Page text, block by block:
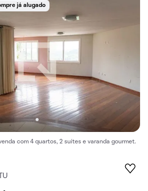
já alugado
com 4 quartos, 2 suítes e varanda gourmet.